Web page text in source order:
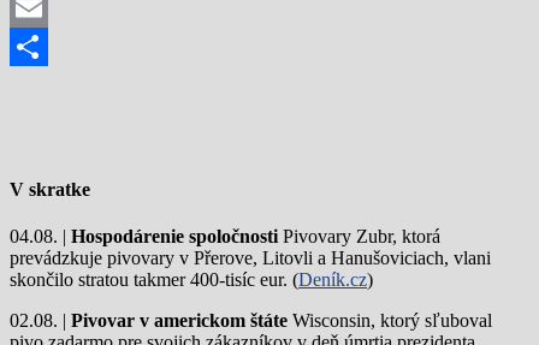
Mastodon
Email
V skratke
04.08. | Hospodárenie spoločnosti Pivovary Zubr, ktorá
prevádzkuje pivovary v Přerove, Litovli a Hanušoviciach, vlani
skončilo stratou takmer 400-tisíc eur. (Deník.cz)
02.08. | Pivovar v americkom štáte Wisconsin, ktorý sľuboval